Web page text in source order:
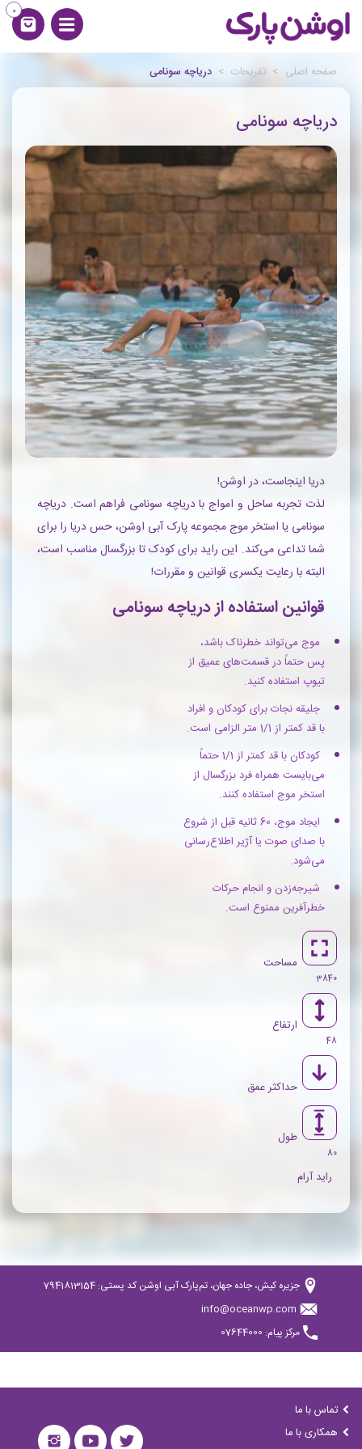
0
صفحه اصلی > تفریحات > دریاچه سونامی
دریا اینجاست، در اوشن!
لذت تجربه ساحل و امواج با دریاچه سونامی فراهم است. دریاچه
سونامی یا استخر موج مجموعه پارک آبی اوشن، حس دریا را برای
شما تداعی می‌کند. این راید برای کودک تا بزرگسال مناسب است،‌
البته با رعایت یکسری قوانین و مقررات!
قوانین استفاده از دریاچه سونامی
موج می‌تواند خطرناک باشد،
پس حتماً در قسمت‌های عمیق از
تیوپ استفاده کنید.
جلیقه نجات برای کودکان و افراد
با قد کمتر از 1/1 متر الزامی است.
کودکان با قد کمتر از 1/1 حتماً
می‌بایست همراه فرد بزرگسال از
استخر موج استفاده کنند.
ایجاد موج، 60 ثانیه قبل از شروع
با صدای صوت یا آژیر اطلاع‌رسانی
می‌شود.
شیرجه‌زدن و انجام حرکات
خطرآفرین ممنوع است.
مساحت
3840
ارتفاع
48
حداکثر عمق
طول
80
راید آرام
دریاچه سونامی
جزیره کیش، جاده جهان، تم‌پارک آبی اوشن کد پستی: 7941813154
info@oceanwp.com
مرکز پیام: 07644000
تماس با ما
همکاری با ما